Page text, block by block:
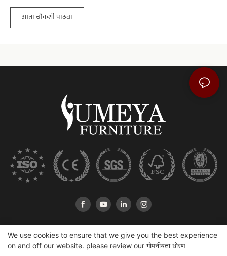
आता चौकशी पाठवा
We use cookies to ensure that we give you the best experience
on and off our website. please review our गोपनीयता धोरण